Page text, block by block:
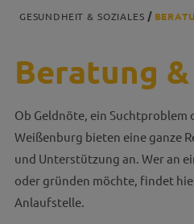
GESUNDHEIT & SOZIALES
Beratung
Ob Geldnöte, ein Suchtproblem
Weißenburg bieten eine ganze
und Unterstützung an. Wer an
oder gründen möchte, findet
Anlaufstelle.